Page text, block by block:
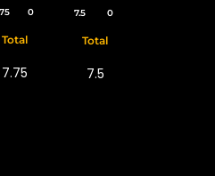
0
Total
7.75
7.5 0
Total
7.5